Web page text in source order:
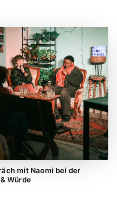
mit Naomi bei der
Würde